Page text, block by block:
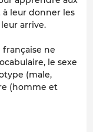
leur donner les
arrive.
ne
le sexe
(male,
(homme et